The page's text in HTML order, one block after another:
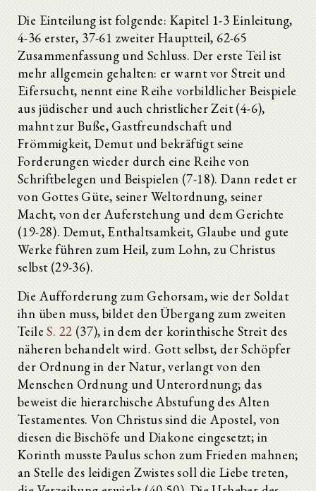
Die Einteilung ist folgende: Kapitel 1-3 Einleitung,
4-36 erster, 37-61 zweiter Hauptteil, 62-65
Zusammenfassung und Schluss. Der erste Teil ist
mehr allgemein gehalten: er warnt vor Streit und
Eifersucht, nennt eine Reihe vorbildlicher Beispiele
aus jüdischer und auch christlicher Zeit (4-6),
mahnt zur Buße, Gastfreundschaft und
Frömmigkeit, Demut und bekräftigt seine
Forderungen wieder durch eine Reihe von
Schriftbelegen und Beispielen (7-18). Dann redet er
von Gottes Güte, seiner Weltordnung, seiner
Macht, von der Auferstehung und dem Gerichte
(19-28). Demut, Enthaltsamkeit, Glaube und gute
Werke führen zum Heil, zum Lohn, zu Christus
selbst (29-36).
Die Aufforderung zum Gehorsam, wie der Soldat
ihn üben muss, bildet den Übergang zum zweiten
TeileS. 22 (37), in dem der korinthische Streit des
näheren behandelt wird. Gott selbst, der Schöpfer
der Ordnung in der Natur, verlangt von den
Menschen Ordnung und Unterordnung; das
beweist die hierarchische Abstufung des Alten
Testamentes. Von Christus sind die Apostel, von
diesen die Bischöfe und Diakone eingesetzt; in
Korinth musste Paulus schon zum Frieden mahnen;
an Stelle des leidigen Zwistes soll die Liebe treten,